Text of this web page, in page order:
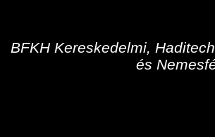
BFKH Kereskedelmi,
és